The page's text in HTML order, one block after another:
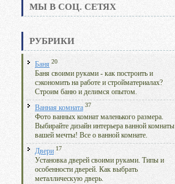
МЫ В СОЦ. СЕТЯХ
РУБРИКИ
Баня 20
Баня своими руками - как построить и
сэкономить на работе и стройматериалах?
Строим баню и делимся опытом.
Ванная комната 37
Фото ванных комнат маленького размера.
Выбирайте дизайн интерьера ванной комнаты
вашей мечты! Все о ванной комнате.
Двери 17
Установка дверей своими руками. Типы и
особенности дверей. Как выбрать
металлическую дверь.